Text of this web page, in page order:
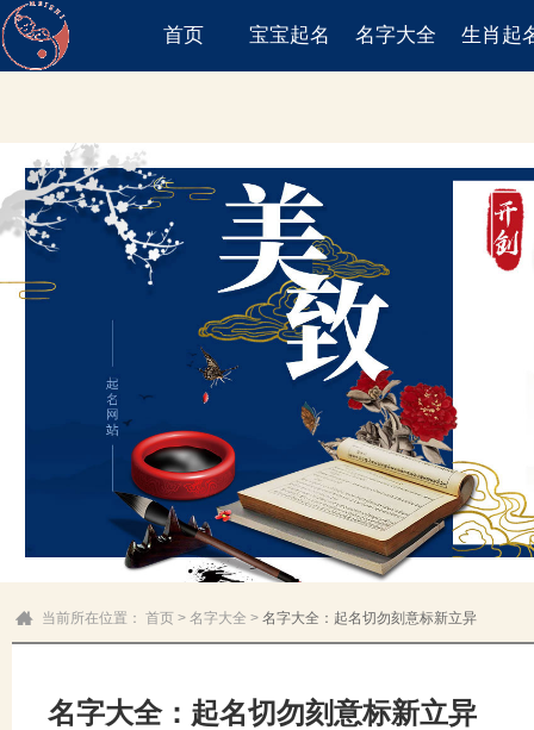
首页 宝宝起名 名字大全 生肖起
当前所在位置： 首页 > 名字大全 > 名字大全：起名切勿刻意标新立异
名字大全：起名切勿刻意标新立异